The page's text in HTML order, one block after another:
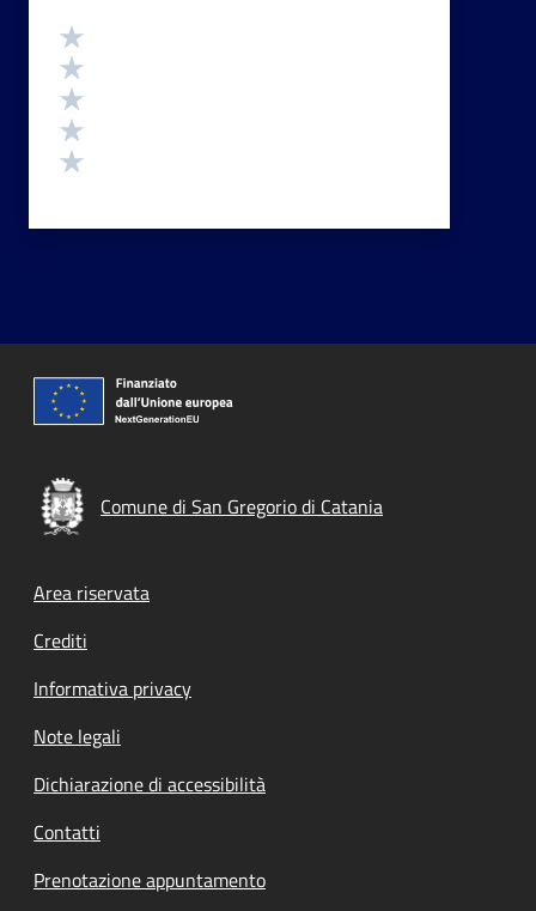
Valutazione
Comune di San Gregorio di Catania
Footer menu
Area riservata
Crediti
Informativa privacy
Note legali
Dichiarazione di accessibilità
Contatti
Prenotazione appuntamento